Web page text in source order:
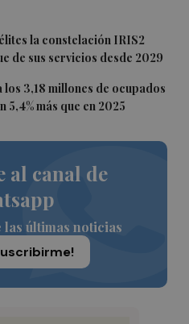
la constelación IRIS2
de sus servicios desde 2029
3,18 millones de ocupados
5,4% más que en 2025
al canal de
las últimas noticias